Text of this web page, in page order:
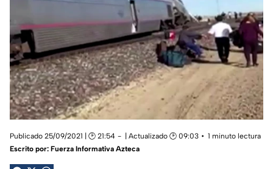
Publicado 25/09/2021 | 🕑 21:54 | Actualizado 🕑 09:03
1 minuto lectura
Escrito por: Fuerza Informativa Azteca